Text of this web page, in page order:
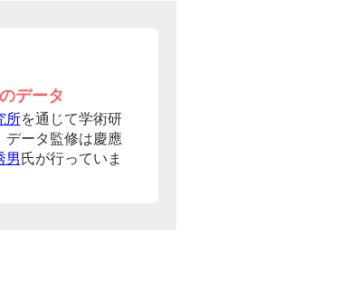
データ
所を通じて学術研
データ監修は慶應
男 氏が行っていま